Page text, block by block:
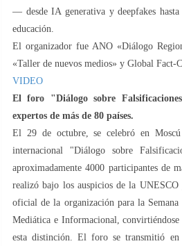
— desde IA generativa y deepfakes
educación.
El organizador fue ANO «Diálogo
«Taller de nuevos medios» y Global Fact-
VIDEO
El foro "Diálogo sobre
expertos de más de 80 países.
El 29 de octubre, se celebró en
internacional "Diálogo sobre
aproximadamente 4000 participantes de
realizó bajo los auspicios de la
oficial de la organización para la
Mediática e Informacional,
esta distinción. El foro se transmitió